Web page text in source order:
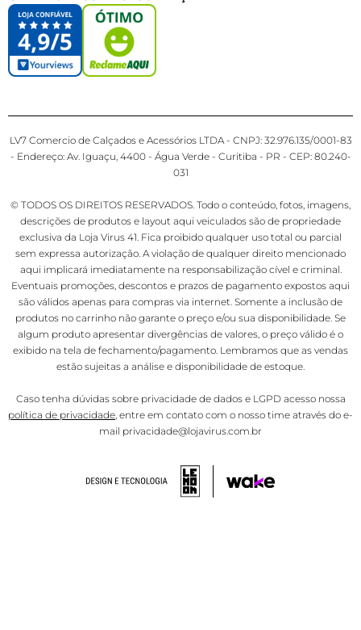
LV7 Comercio de Calçados e Acessórios LTDA - CNPJ: 32.976.135/0001-83
- Endereço: Av. Iguaçu, 4400 - Água Verde - Curitiba - PR - CEP: 80.240-
031
© TODOS OS DIREITOS RESERVADOS. Todo o conteúdo, fotos, imagens,
descrições de produtos e layout aqui veiculados são de propriedade
exclusiva da Loja Virus 41. Fica proibido qualquer uso total ou parcial
sem expressa autorização. A violação de qualquer direito mencionado
aqui implicará imediatamente na responsabilização cível e criminal.
Eventuais promoções, descontos e prazos de pagamento expostos aqui
são válidos apenas para compras via internet. Somente a inclusão de
produtos no carrinho não garante o preço e/ou sua disponibilidade. Se
algum produto apresentar divergências de valores, o preço válido é o
exibido na tela de fechamento/pagamento. Lembramos que as vendas
estão sujeitas a análise e disponibilidade de estoque.
Caso tenha dúvidas sobre privacidade de dados e LGPD acesso nossa
política de privacidade, entre em contato com o nosso time através do e-
mail privacidade@lojavirus.com.br